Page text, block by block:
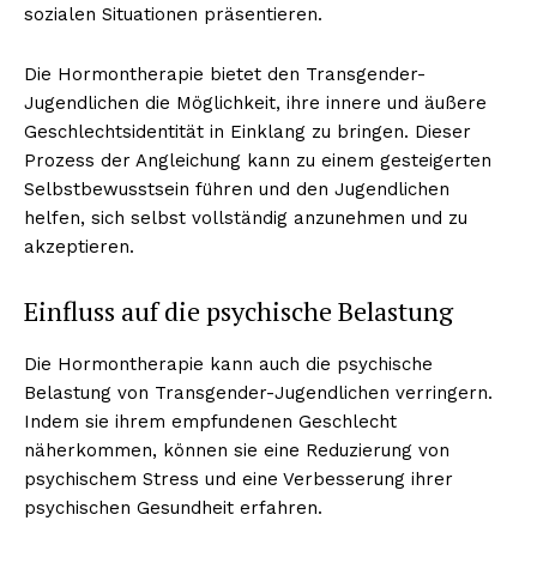
sozialen Situationen präsentieren.
Die Hormontherapie bietet den Transgender-
Jugendlichen die Möglichkeit, ihre innere und äußere
Geschlechtsidentität in Einklang zu bringen. Dieser
Prozess der Angleichung kann zu einem gesteigerten
Selbstbewusstsein führen und den Jugendlichen
helfen, sich selbst vollständig anzunehmen und zu
akzeptieren.
Einfluss auf die psychische Belastung
Die Hormontherapie kann auch die psychische
Belastung von Transgender-Jugendlichen verringern.
Indem sie ihrem empfundenen Geschlecht
näherkommen, können sie eine Reduzierung von
psychischem Stress und eine Verbesserung ihrer
psychischen Gesundheit erfahren.